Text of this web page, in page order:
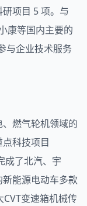
项目 5 项。与
康等国内主要的
与企业技术服务
燃气轮机领域的
科技项目
成了北汽、宇
能源电动车多款
变速箱机械传